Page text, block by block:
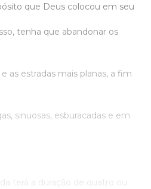
que Deus colocou em seu
tenha que abandonar os
as estradas mais planas, a fim
sinuosas, esburacadas e em
terá a duração de quatro ou